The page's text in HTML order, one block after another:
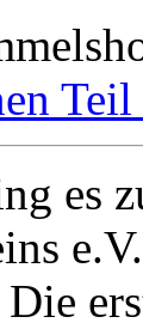
Teil
es